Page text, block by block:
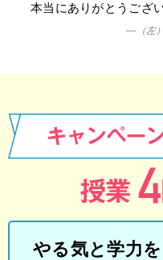
本当にありがとうござ
—（左
やる気と学力